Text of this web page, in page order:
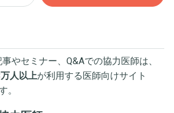
やセミナー、Q&Aでの協力医師は、
人以上が利用する医師向けサイト
。